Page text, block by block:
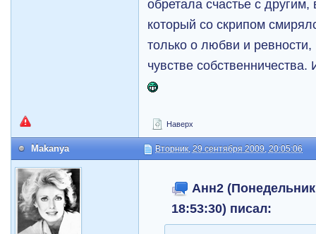
обретала счастье с
который со скрипом
только о любви и
чувстве
Наверх
Makanya Вторник, 29 сентября 2009, 20:05:06
Анн2
18:53:30) писал: